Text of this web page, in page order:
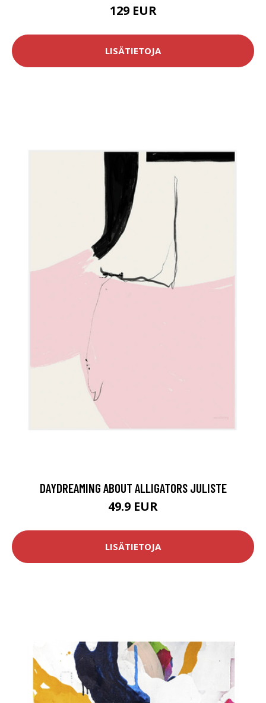
129 EUR
LISÄTIETOJA
DAYDREAMING ABOUT ALLIGATORS JULISTE
49.9 EUR
LISÄTIETOJA